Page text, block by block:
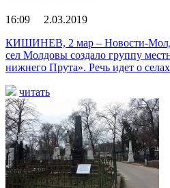
16:09 2.03.2019
КИШИНЕВ, 2 мар – Новости-
сел Молдовы создало группу
нижнего Прута». Речь идет о
читать